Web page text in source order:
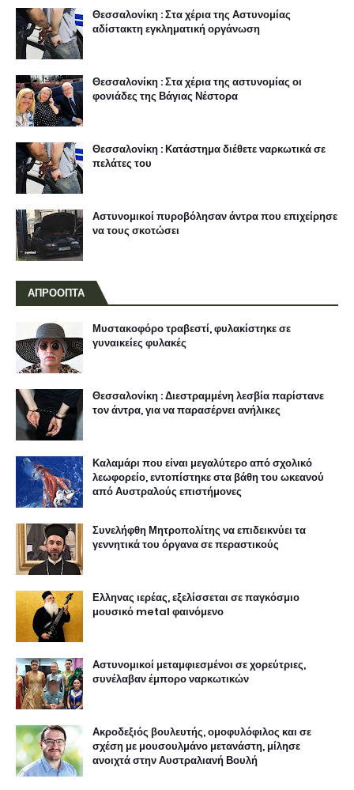
Θεσσαλονίκη : Στα χέρια της Αστυνομίας
αδίστακτη εγκληματική οργάνωση
Θεσσαλονίκη : Στα χέρια της αστυνομίας οι
φονιάδες της Βάγιας Νέστορα
Θεσσαλονίκη : Κατάστημα διέθετε ναρκωτικά σε
πελάτες του
Αστυνομικοί πυροβόλησαν άντρα που επιχείρησε
να τους σκοτώσει
ΑΠΡΟΟΠΤΑ
Μυστακοφόρο τραβεστί, φυλακίστηκε σε
γυναικείες φυλακές
Θεσσαλονίκη : Διεστραμμένη λεσβία παρίστανε
τον άντρα, για να παρασέρνει ανήλικες
Καλαμάρι που είναι μεγαλύτερο από σχολικό
λεωφορείο, εντοπίστηκε στα βάθη του ωκεανού
από Αυστραλούς επιστήμονες
Συνελήφθη Μητροπολίτης να επιδεικνύει τα
γεννητικά του όργανα σε περαστικούς
Ελληνας ιερέας, εξελίσσεται σε παγκόσμιο
μουσικό metal φαινόμενο
Αστυνομικοί μεταμφιεσμένοι σε χορεύτριες,
συνέλαβαν έμπορο ναρκωτικών
Ακροδεξιός βουλευτής, ομοφυλόφιλος και σε
σχέση με μουσουλμάνο μετανάστη, μίλησε
ανοιχτά στην Αυστραλιανή Βουλή